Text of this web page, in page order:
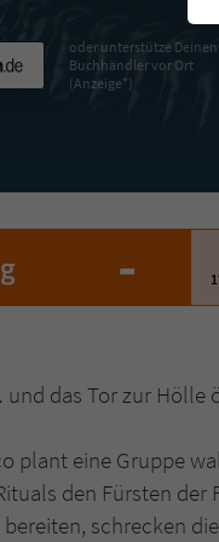
oder unterstütze Deinen
Buchhändler vor Ort
(Anzeige*)
-
das Tor zur Hölle
plant eine Gruppe
den Fürsten
schrecken